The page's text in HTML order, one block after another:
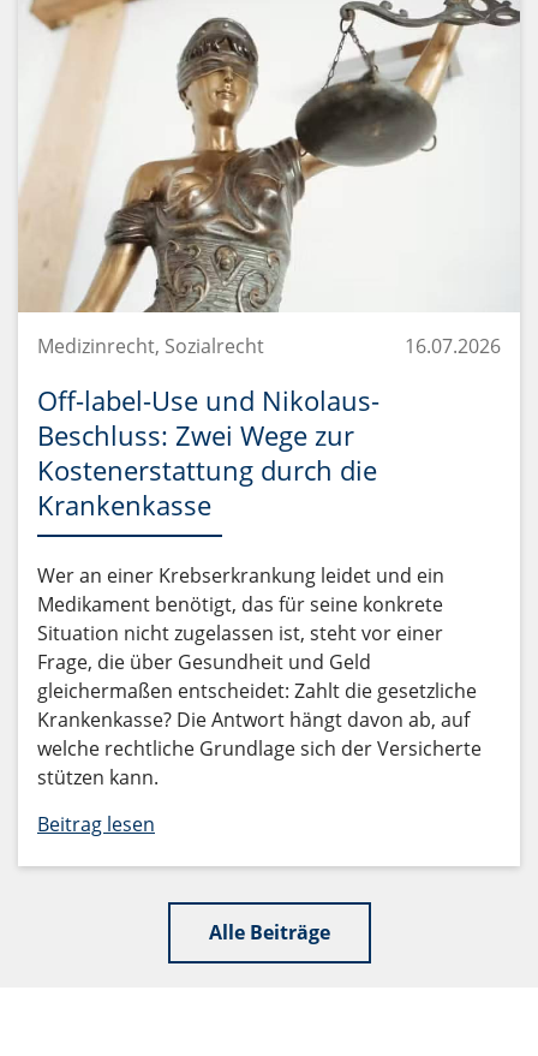
Medizinrecht, Sozialrecht 16.07.2026
Off-label-Use und Nikolaus-
Beschluss: Zwei Wege zur
Kostenerstattung durch die
Krankenkasse
Wer an einer Krebserkrankung leidet und ein
Medikament benötigt, das für seine konkrete
Situation nicht zugelassen ist, steht vor einer
Frage, die über Gesundheit und Geld
gleichermaßen entscheidet: Zahlt die gesetzliche
Krankenkasse? Die Antwort hängt davon ab, auf
welche rechtliche Grundlage sich der Versicherte
stützen kann.
Beitrag lesen
Alle Beiträge